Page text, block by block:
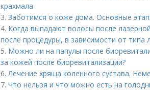
крахмала
3. Заботимся о коже дома. Основные
4. Когда выпадают волосы после
после процедуры, в зависимости от типа
5. Можно ли на папулы после
за кожей после биоревитализации?
6.Лечение хряща коленного сустава.
7. Что нельзя и что можно есть на